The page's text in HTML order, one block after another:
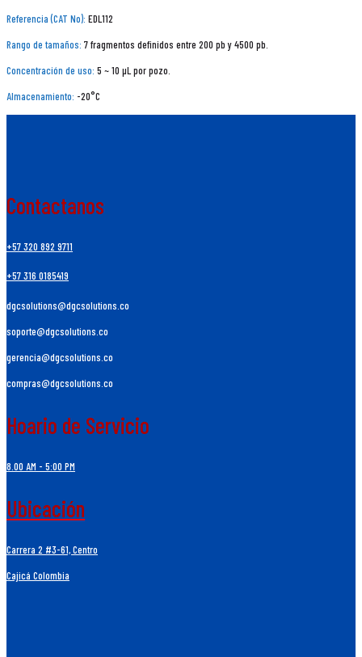
Referencia (CAT No): EDL112
Rango de tamaños: 7 fragmentos definidos entre 200 pb y 4500 pb.
Concentración de uso: 5 ~ 10 µL por pozo.
Almacenamiento: -20°C
Contactanos
+57 320 892 9711
+57 316 0185419
dgcsolutions@dgcsolutions.co
soporte@dgcsolutions.co
gerencia@dgcsolutions.co
compras@dgcsolutions.co
Hoario de Servicio
8.00 AM - 5:00 PM
Ubicación
Carrera 2 #3-61, Centro
Cajicá Colombia